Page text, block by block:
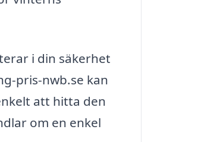
i din säkerhet
pris-nwb.se kan
att hitta den
om en enkel